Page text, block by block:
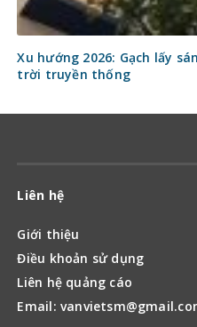
Xu hướng 2026: Gạch lấy
trời truyền thống
Liên hệ
Giới thiệu
Điều khoản sử dụng
Liên hệ quảng cáo
Email: